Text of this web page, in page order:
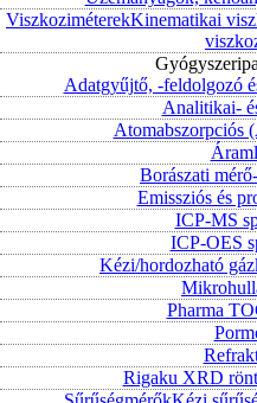
ViszkoziméterekKinematikai
Adatgyűjtő, -feldolgozó
Analitikai-
Atomabszorpciós
Borászati
Emissziós és
ICP-MS
ICP-OES
Kézi/hordozható
Pharma
Rigaku XRD